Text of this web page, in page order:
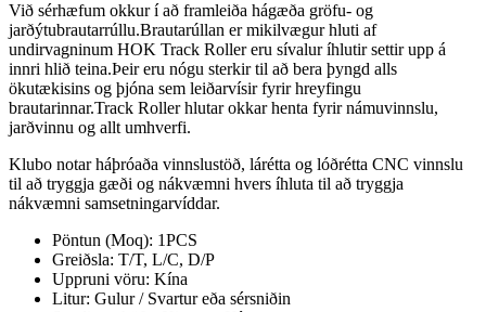
Við sérhæfum okkur í að framleiða hágæða gröfu- og
jarðýtubrautarrúllu.Brautarúllan er mikilvægur hluti af
undirvagninum HOK Track Roller eru sívalur íhlutir settir upp á
innri hlið teina.Þeir eru nógu sterkir til að bera þyngd alls
ökutækisins og þjóna sem leiðarvísir fyrir hreyfingu
brautarinnar.Track Roller hlutar okkar henta fyrir námuvinnslu,
jarðvinnu og allt umhverfi.
Klubo notar háþróaða vinnslustöð, lárétta og lóðrétta CNC vinnslu
til að tryggja gæði og nákvæmni hvers íhluta til að tryggja
nákvæmni samsetningarvíddar.
Pöntun (Moq): 1PCS
Greiðsla: T/T, L/C, D/P
Uppruni vöru: Kína
Litur: Gulur / Svartur eða sérsniðin